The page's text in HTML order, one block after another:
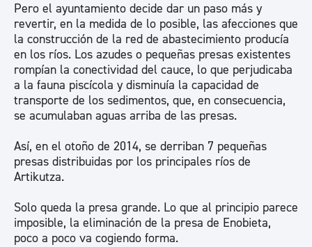
Pero el ayuntamiento decide dar un paso más y
revertir, en la medida de lo posible, las afecciones que
la construcción de la red de abastecimiento producía
en los ríos. Los azudes o pequeñas presas existentes
rompían la conectividad del cauce, lo que perjudicaba
a la fauna piscícola y disminuía la capacidad de
transporte de los sedimentos, que, en consecuencia,
se acumulaban aguas arriba de las presas.
Así, en el otoño de 2014, se derriban 7 pequeñas
presas distribuidas por los principales ríos de
Artikutza.
Solo queda la presa grande. Lo que al principio parece
imposible, la eliminación de la presa de Enobieta,
poco a poco va cogiendo forma.